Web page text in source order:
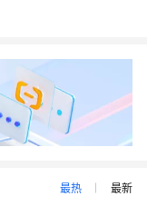
最热 最新